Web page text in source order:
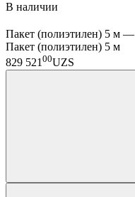
В наличии
Пакет (полиэтилен) 5 м —
Пакет (полиэтилен) 5 м
829 52100UZS